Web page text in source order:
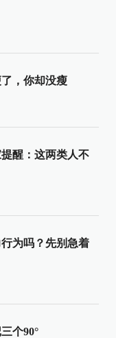
，你却没瘦
醒：这两类人不
为吗？先别急着
个90°